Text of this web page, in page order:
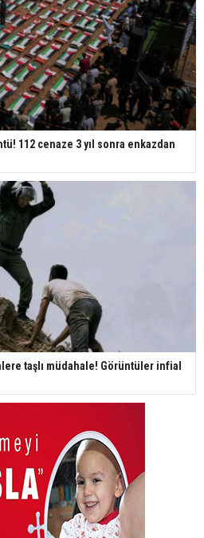
112 cenaze 3 yıl sonra enkazdan
taşlı müdahale! Görüntüler infial